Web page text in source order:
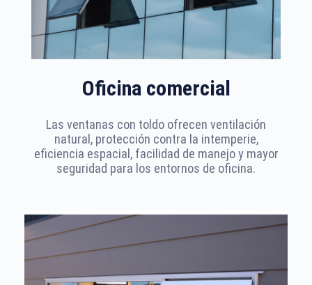
Oficina comercial
Las ventanas con toldo ofrecen ventilación
natural, protección contra la intemperie,
eficiencia espacial, facilidad de manejo y mayor
seguridad para los entornos de oficina.